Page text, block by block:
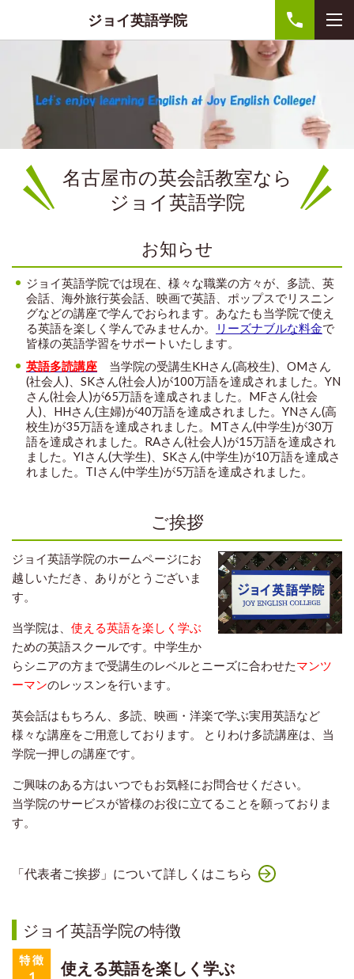
ジョイ英語学院
名古屋市の英会話教室なら
ジョイ英語学院
お知らせ
ジョイ英語学院では現在、様々な職業の方々が、多読、英
会話、海外旅行英会話、映画で英語、ポップスでリスニン
グなどの講座で学んでおられます。あなたも当学院で使え
る英語を楽しく学んでみませんか。
リーズナブルな料金で
皆様の英語学習をサポートいたします。
英語多読講座 当学院の受講生KHさん(高校生)、OMさん
(社会人)、SKさん(社会人)が100万語を達成されました。YN
さん(社会人)が65万語を達成されました。MFさん(社会
人)、HHさん(主婦)が40万語を達成されました。YNさん(高
校生)が35万語を達成されました。MTさん(中学生)が30万
語を達成されました。RAさん(社会人)が15万語を達成され
ました。YIさん(大学生)、SKさん(中学生)が10万語を達成さ
れました。TIさん(中学生)が5万語を達成されました。
ご挨拶
ジョイ英語学院のホームページにお
越しいただき、ありがとうございま
す。
当学院は、 使える英語を楽しく学ぶ
ための英語スクールです。中学生か
らシニアの方まで受講生のレベルとニーズに合わせたマンツ
ーマンのレッスンを行います。
英会話はもちろん、多読、 映画・洋楽で学ぶ実用英語など
様々な講座をご用意しております。 とりわけ多読講座は、当
学院一押しの講座です。
ご興味のある方はいつでもお気軽にお問合せください。
当学院のサービスが皆様のお役に立てることを願っておりま
す。
「代表者ご挨拶」について詳しくはこちら
ジョイ英語学院の特徴
使える英語を楽しく学ぶ